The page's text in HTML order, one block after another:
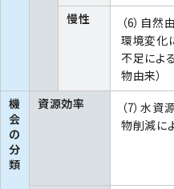
慢性
（6）自
環境変化
不足によ
物由来）
機
会
の
分
類
資源効率
（7）水
物削減に